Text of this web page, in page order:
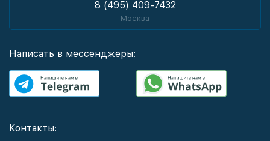
8 (495) 409-7432
Москва
Написать в мессенджеры:
Контакты: